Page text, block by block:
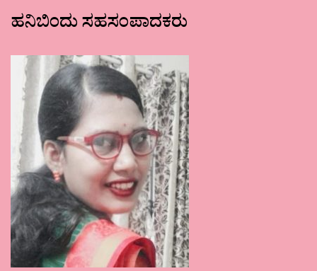
ಹನಿಬಿಂದು ಸಹಸಂಪಾದಕರು